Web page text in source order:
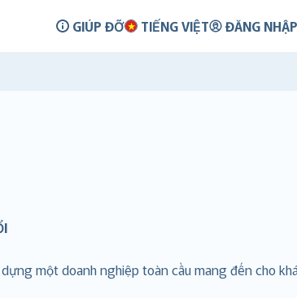
GIÚP ĐỠ TIẾNG VIỆT ĐĂNG NHẬP
một doanh nghiệp toàn cầu mang đến cho